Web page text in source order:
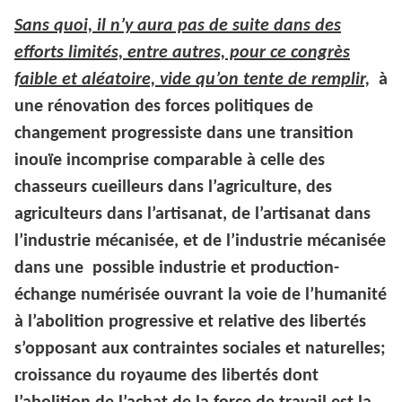
Sans quoi, il n’y aura pas de suite dans des
efforts limités, entre autres, pour ce congrès
faible et aléatoire, vide qu’on tente de remplir, à
une rénovation des forces politiques de
changement progressiste dans une transition
inouïe incomprise comparable à celle des
chasseurs cueilleurs dans l’agriculture, des
agriculteurs dans l’artisanat, de l’artisanat dans
l’industrie mécanisée, et de l’industrie mécanisée
dans une possible industrie et production-
échange numérisée ouvrant la voie de l’humanité
à l’abolition progressive et relative des libertés
s’opposant aux contraintes sociales et naturelles;
croissance du royaume des libertés dont